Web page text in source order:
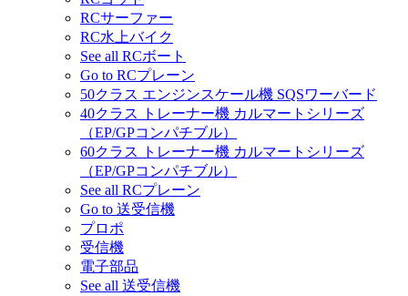
RCサーファー
RC水上バイク
See all RCボート
Go to RCプレーン
50クラス エンジンスケール機 SQSワーバード
40クラス トレーナー機 カルマートシリーズ
（EP/GPコンパチブル）
60クラス トレーナー機 カルマートシリーズ
（EP/GPコンパチブル）
See all RCプレーン
Go to 送受信機
プロポ
受信機
電子部品
See all 送受信機